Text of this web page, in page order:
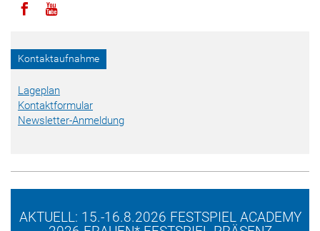
Icon facebook
Icon youtube
Kontaktaufnahme
Lageplan
Kontaktformular
Newsletter-Anmeldung
AKTUELL: 15.-16.8.2026 FESTSPIEL ACADEMY